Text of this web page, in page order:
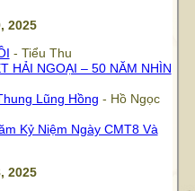
2025
- Tiểu Thu
HẢI NGOẠI – 50 NĂM NHÌN
Lũng Hồng - Hồ Ngọc
Kỷ Niệm Ngày CMT8 Và
2025